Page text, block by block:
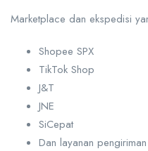
Marketplace dan ekspedisi
Shopee SPX
TikTok Shop
J&T
JNE
SiCepat
Dan layanan